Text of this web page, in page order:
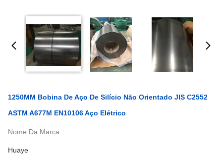
1250MM Bobina De Aço De Silício Não Orientado JIS C2552
ASTM A677M EN10106 Aço Elétrico
Nome Da Marca:
Huaye